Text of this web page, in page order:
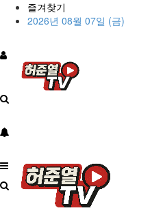
즐겨찾기
2026년 08월 07일 (금)